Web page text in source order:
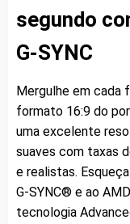
segundo
G-SYNC
Mergulhe em cada
formato 16:9 do
uma excelente
suaves com taxas
e realistas.
G-SYNC® e ao
tecnologia